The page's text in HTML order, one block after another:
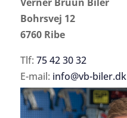
Bohrsvej 12
6760 Ribe
Tlf: 75 42 30 32
E-mail: info@vb-biler.dk